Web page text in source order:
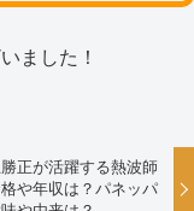
ました！
正が活躍する熱波師
や年収は？パネッパ